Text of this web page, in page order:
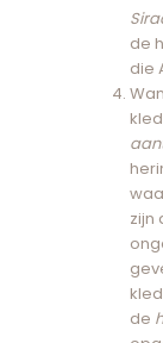
de
die
zijn
de